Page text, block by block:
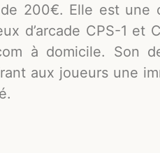
200€. Elle est une
d’arcade CPS-1
à domicile. Son
aux joueurs une